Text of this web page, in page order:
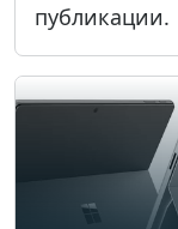
публикации.